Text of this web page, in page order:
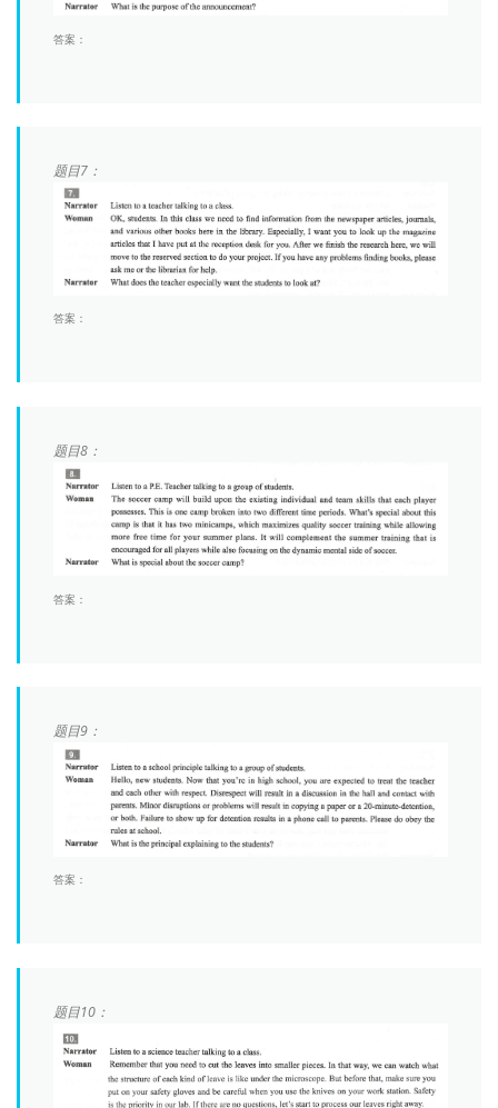
答案：
题目7：
答案：
题目8：
答案：
题目9：
答案：
题目10：